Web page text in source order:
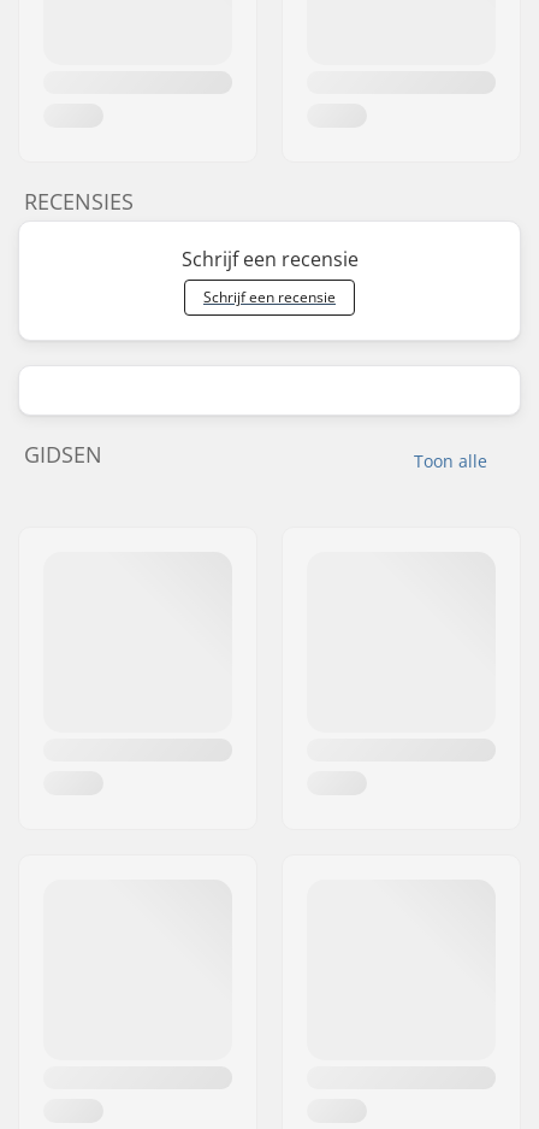
RECENSIES
Schrijf een recensie
Schrijf een recensie
Toon alle
GIDSEN